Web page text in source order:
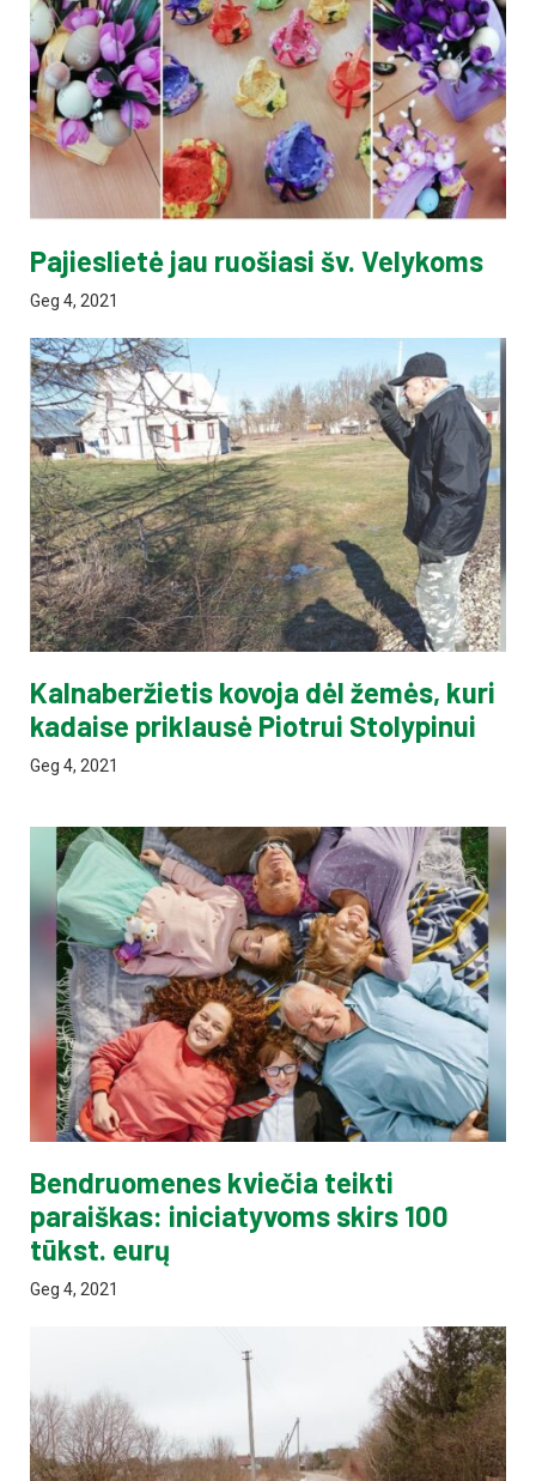
Pajieslietė jau ruošiasi šv. Velykoms
Geg 4, 2021
Kalnaberžietis kovoja dėl žemės, kuri
kadaise priklausė Piotrui Stolypinui
Geg 4, 2021
Bendruomenes kviečia teikti
paraiškas: iniciatyvoms skirs 100
tūkst. eurų
Geg 4, 2021